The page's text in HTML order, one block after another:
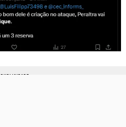
PUBLICIDADE